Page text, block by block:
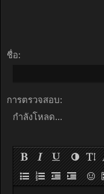
ชื่อ:
การตรวจสอบ:
กำลังโหลด...